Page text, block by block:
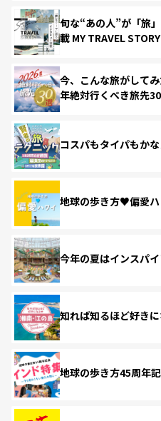
旬な“あの人”が「旅
載 MY TRAVEL STORY
今、こんな旅がして
年絶対行くべき旅先30
コスパもタイパもか
地球の歩き方♥偏愛ハ
今年の夏はインスパイ
知れば知るほど好き
地球の歩き方45周年